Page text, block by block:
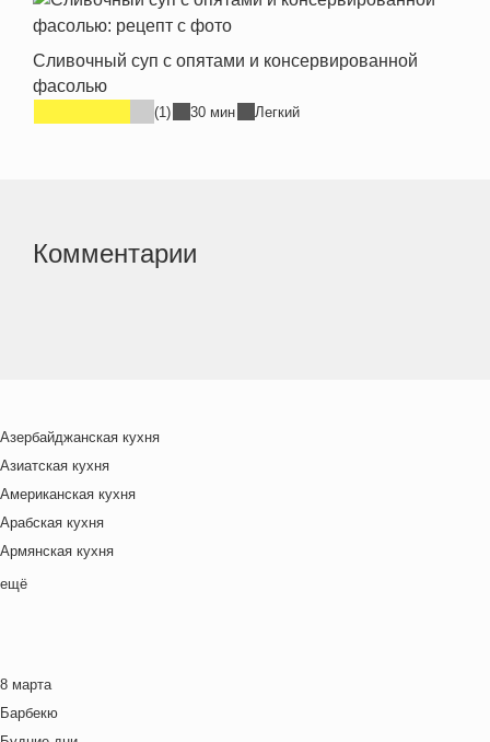
Сливочный суп с опятами и консервированной
фасолью
(1) 30 мин Легкий
Комментарии
Азербайджанская кухня
Азиатская кухня
Американская кухня
Арабская кухня
Армянская кухня
Белорусская
Венгерская кухня
Греческая кухня
ещё
8 марта
Барбекю